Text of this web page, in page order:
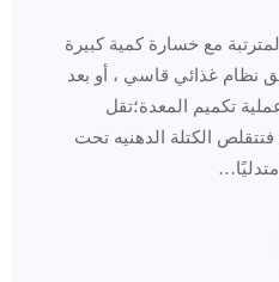
مع خسارة كمية كبيرة
نظام غذائي قاسي ، أو بعد
تكميم المعدة؛تقل
الكتلة الدهنيه تحت
متدليًا…